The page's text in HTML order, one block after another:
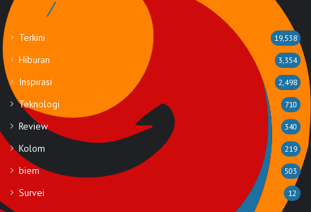
Rubrik
Terkini 19,538
Hiburan 3,354
Inspirasi 2,498
Teknologi 710
Review 340
Kolom 219
biem 503
Survei 12